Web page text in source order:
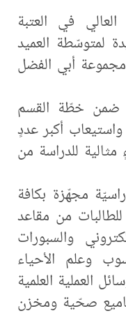
في العتبة
لمتوسّطة العميد
أبي الفضل
ضمن خطّة القسم
واستيعاب أكبر عددٍ
للدراسة من
مجهّزة بكافة
للطالبات من مقاعد
والسبورات
وعلم الأحياء
العملية العلمية
صحّية ومخزن